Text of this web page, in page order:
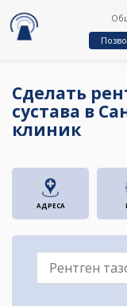
Сделать
сустава в
клиник
АДРЕСА